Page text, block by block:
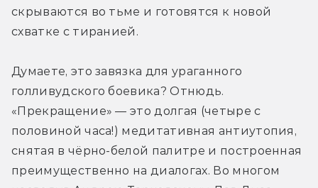
скрываются во тьме и готовятся к новой
схватке с тиранией.
Думаете, это завязка для ураганного
голливудского боевика? Отнюдь.
«Прекращение» — это долгая (четыре с
половиной часа!) медитативная антиутопия,
снятая в чёрно-белой палитре и построенная
преимущественно на диалогах. Во многом